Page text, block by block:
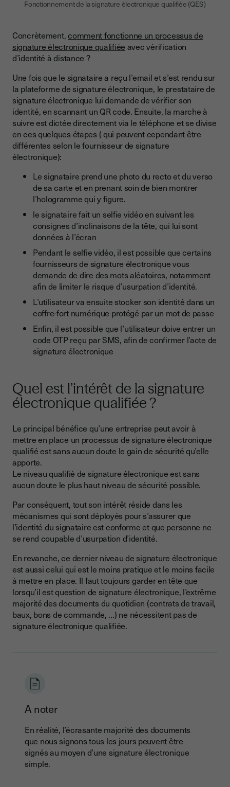
Fonctionnement de la signature électronique qualifiée (QES)
Concrètement,comment fonctionne un processus de
signature électronique qualifiée avec vérification
d’identité à distance ?
Une fois que le signataire a reçu l’email et s’est rendu sur
la plateforme de signature électronique, le prestataire de
signature électronique lui demande de vérifier son
identité, en scannant un QR code. Ensuite, la marche à
suivre est dictée directement via le téléphone et se divise
en ces quelques étapes ( qui peuvent cependant être
différentes selon le fournisseur de signature
électronique):
Le signataire prend une photo du recto et du verso
de sa carte et en prenant soin de bien montrer
l’hologramme qui y figure.
le signataire fait un selfie vidéo en suivant les
consignes d’inclinaisons de la tête, qui lui sont
données à l’écran
Pendant le selfie vidéo, il est possible que certains
fournisseurs de signature électronique vous
demande de dire des mots aléatoires, notamment
afin de limiter le risque d’usurpation d’identité.
L’utilisateur va ensuite stocker son identité dans un
coffre-fort numérique protégé par un mot de passe
Enfin, il est possible que l’utilisateur doive entrer un
code OTP reçu par SMS, afin de confirmer l’acte de
signature électronique
Quel est l’intérêt de la signature
électronique qualifiée ?
Le principal bénéfice qu’une entreprise peut avoir à
mettre en place un processus de signature électronique
qualifié est sans aucun doute le gain de sécurité qu’elle
apporte.
Le niveau qualifié de signature électronique est sans
aucun doute le plus haut niveau de sécurité possible.
Par conséquent, tout son intérêt réside dans les
mécanismes qui sont déployés pour s’assurer que
l’identité du signataire est conforme et que personne ne
se rend coupable d’usurpation d’identité.
En revanche, ce dernier niveau de signature électronique
est aussi celui qui est le moins pratique et le moins facile
à mettre en place. Il faut toujours garder en tête que
lorsqu’il est question de signature électronique, l’extrême
majorité des documents du quotidien (contrats de travail,
baux, bons de commande, …) ne nécessitent pas de
signature électronique qualifiée.
A noter
En réalité, l’écrasante majorité des documents
que nous signons tous les jours peuvent être
signés au moyen d’une signature électronique
simple.